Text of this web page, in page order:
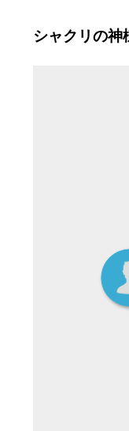
シャクリの神